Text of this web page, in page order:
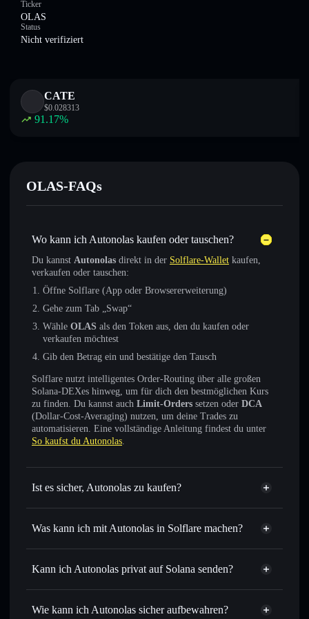
Ticker
OLAS
Status
Nicht verifiziert
CATE
$0.028313
91.17%
OLAS-FAQs
Wo kann ich Autonolas kaufen oder tauschen?
Du kannst Autonolas direkt in der Solflare-Wallet kaufen,
verkaufen oder tauschen:
Öffne Solflare (App oder Browsererweiterung)
Gehe zum Tab „Swap“
Wähle OLAS als den Token aus, den du kaufen oder
verkaufen möchtest
Gib den Betrag ein und bestätige den Tausch
Solflare nutzt intelligentes Order-Routing über alle großen
Solana-DEXes hinweg, um für dich den bestmöglichen Kurs
zu finden. Du kannst auch Limit-Orders setzen oder DCA
(Dollar-Cost-Averaging) nutzen, um deine Trades zu
automatisieren. Eine vollständige Anleitung findest du unter
So kaufst du Autonolas.
Ist es sicher, Autonolas zu kaufen?
Autonolas nicht verifiziert
Was kann ich mit Autonolas in Solflare machen?
Autonolas
Solflare-Wallet
Sofort tauschen– handle OLAS gegen SOL, USDC oder
Routing zum bestmöglichen Kurs
Limit-Orders setzen– automatisiere Trades zu deinem
Kann ich Autonolas privat auf Solana senden?
Privacy
Wie kann ich Autonolas sicher aufbewahren?